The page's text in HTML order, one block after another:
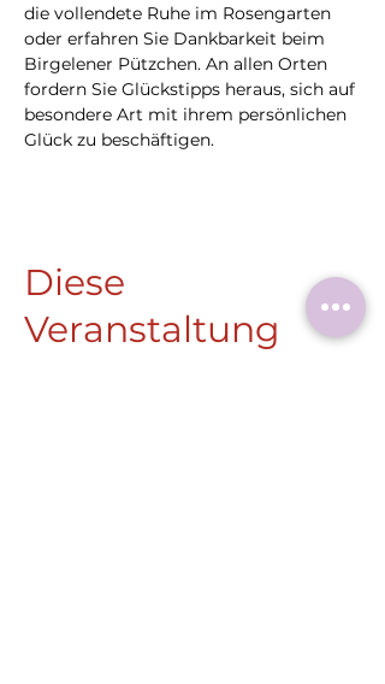
die vollendete Ruhe im Rosengarten
oder erfahren Sie Dankbarkeit beim
Birgelener Pützchen. An allen Orten
fordern Sie Glückstipps heraus, sich auf
besondere Art mit ihrem persönlichen
Glück zu beschäftigen.
Diese
Veranstaltung